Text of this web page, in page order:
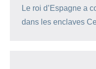
Le roi d’Espagne a
dans les enclaves